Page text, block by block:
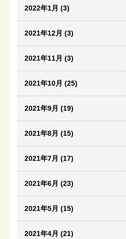
2022年1月 (3)
2021年12月 (3)
2021年11月 (3)
2021年10月 (25)
2021年9月 (19)
2021年8月 (15)
2021年7月 (17)
2021年6月 (23)
2021年5月 (15)
2021年4月 (21)